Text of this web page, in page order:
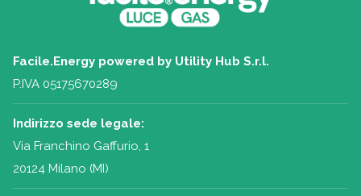
Facile.Energy powered by Utility Hub S.r.l.
P.IVA 05175670289
Indirizzo sede legale:
Via Franchino Gaffurio, 1
20124 Milano (MI)